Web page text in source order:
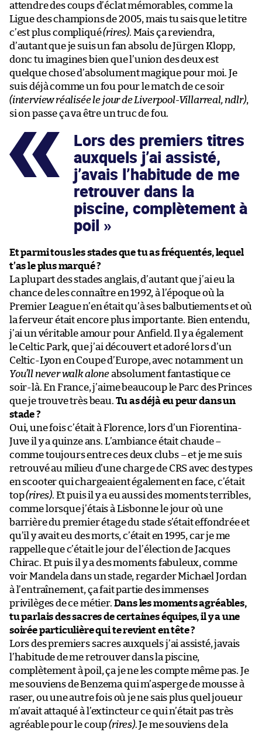
attendre des coups d’éclat mémorables, comme la
Ligue des champions de 2005, mais tu sais que le titre
c’est plus compliqué(rires). Mais ça reviendra,
d’autant que je suis un fan absolu de Jürgen Klopp,
donc tu imagines bien que l’union des deux est
quelque chose d’absolument magique pour moi. Je
suis déjà comme un fou pour le match de ce soir
(interview réalisée le jour de Liverpool-Villarreal, ndlr),
si on passe ça va être un truc de fou.
Lors des premiers titres
auxquels j’ai assisté,
j’avais l’habitude de me
retrouver dans la
piscine, complètement à
poil
Et parmi tous les stades que tu as fréquentés, lequel
t’as le plus marqué ?
La plupart des stades anglais, d’autant que j’ai eu la
chance de les connaître en 1992, à l’époque où la
Premier League n’en était qu’à ses balbutiements et où
la ferveur était encore plus importante. Bien entendu,
j’ai un véritable amour pour Anfield. Il y a également
le Celtic Park, que j’ai découvert et adoré lors d’un
Celtic-Lyon en Coupe d’Europe, avec notamment un
You’ll never walk aloneabsolument fantastique ce
soir-là. En France, j’aime beaucoup le Parc des Princes
que je trouve très beau. Tu as déjà eu peur dans un
stade ?
Oui, une fois c’était à Florence, lors d’un Fiorentina-
Juve il y a quinze ans. L’ambiance était chaude –
comme toujours entre ces deux clubs – et je me suis
retrouvé au milieu d’une charge de CRS avec des types
en scooter qui chargeaient également en face, c’était
top(rires). Et puis il y a eu aussi des moments terribles,
comme lorsque j’étais à Lisbonne le jour où une
barrière du premier étage du stade s’était effondrée et
qu’il y avait eu des morts, c’était en 1995, car je me
rappelle que c’était le jour de l’élection de Jacques
Chirac. Et puis il y a des moments fabuleux, comme
voir Mandela dans un stade, regarder Michael Jordan
à l’entraînement, ça fait partie des immenses
privilèges de ce métier. Dans les moments agréables,
tu parlais des sacres de certaines équipes, il y a une
soirée particulière qui te revient en tête ?
Lors des premiers sacres auxquels j’ai assisté, javais
l’habitude de me retrouver dans la piscine,
complètement à poil, ça je ne les compte même pas. Je
me souviens de Benzema qui m’asperge de mousse à
raser, ou une autre fois où je ne sais plus quel joueur
m’avait attaqué à l’extincteur ce qui n’était pas très
agréable pour le coup(rires). Je me souviens de la